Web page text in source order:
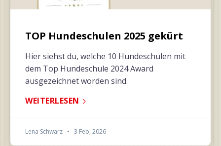
TOP Hundeschulen 2025 gekürt
Hier siehst du, welche 10 Hundeschulen mit
dem Top Hundeschule 2024 Award
ausgezeichnet worden sind.
WEITERLESEN
Lena Schwarz • 3 Feb, 2026